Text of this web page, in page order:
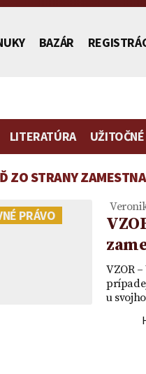
BAZÁR
Poplatok |
Ako
návrh na
Zmluva o
vecného
vklad -
LITERATÚRA
ZO STRANY
PRÁVO
VZOR
u